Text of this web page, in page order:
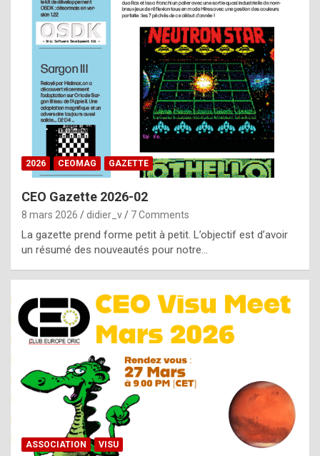
o
m
m
a
y
b
e
b
y
g
e
n
u
i
n
e
R
o
2026 CEOMAG GAZETTE
CEO Gazette 2026-02
8 mars 2026 didier_v 7 Comments
La gazette prend forme petit à petit. L’objectif est d’avoir
un résumé des nouveautés pour notre…
ASSOCIATION VISU